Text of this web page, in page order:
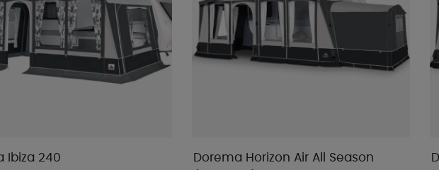
Ibiza 240
Dorema Horizon Air All Season